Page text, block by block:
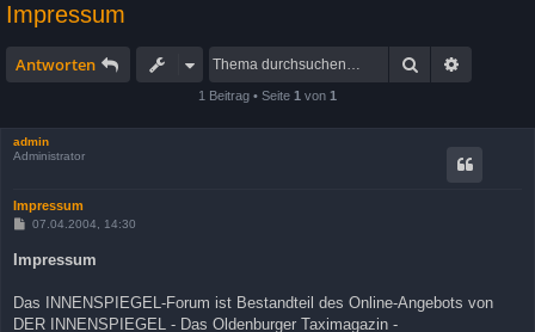
Impressum
Antworten Suche
1 Beitrag • Seite 1 von 1
admin
Administrator
Impressum
B
t
g
07.04.2004, 14:30
Impressum
Das INNENSPIEGEL-Forum ist Bestandteil des Online-Angebots von
DER INNENSPIEGEL - Das Oldenburger Taximagazin -